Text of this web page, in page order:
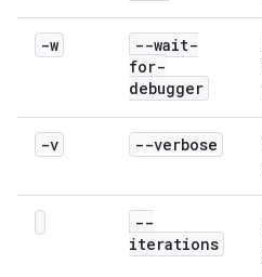
-w
--wait-
for-
debugger
-v --verbose
--
iterations